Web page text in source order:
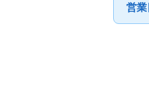
営